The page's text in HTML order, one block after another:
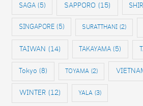
SAGA(5) SAPPORO (15)
SINGAPORE(5) SURATTHANI (2)
TAIWAN (14) TAKAYAMA (5)
Tokyo (8) TOYAMA (2)
WINTER(12) YALA (3)